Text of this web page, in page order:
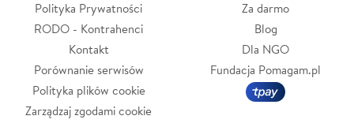
Polityka Prywatności
RODO - Kontrahenci
Kontakt
Porównanie serwisów
Polityka plików cookie
Zarządzaj zgodami cookie
Za darmo
Blog
Dla NGO
Fundacja Pomagam.pl